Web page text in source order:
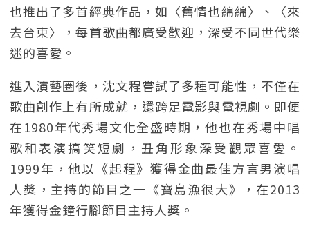
也推出了多首經典作品，如〈舊情也綿綿〉、〈來
去台東〉，每首歌曲都廣受歡迎，深受不同世代樂
迷的喜愛。
進入演藝圈後，沈文程嘗試了多種可能性，不僅在
歌曲創作上有所成就，還跨足電影與電視劇。即便
在1980年代秀場文化全盛時期，他也在秀場中唱
歌和表演搞笑短劇，丑角形象深受觀眾喜愛。
1999年，他以《起程》獲得金曲最佳方言男演唱
人獎，主持的節目之一《寶島漁很大》，在2013
年獲得金鐘行腳節目主持人獎。